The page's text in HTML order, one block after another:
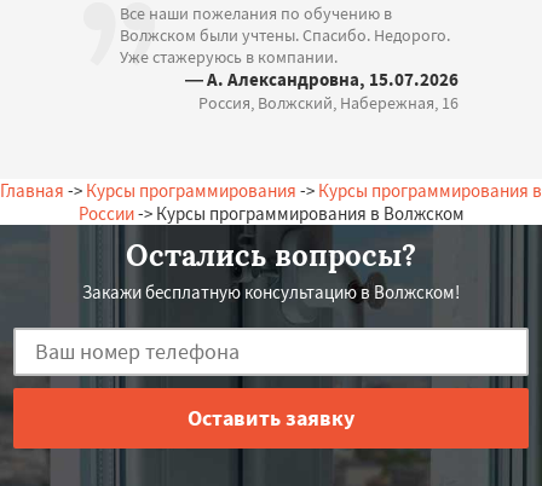
Все наши пожелания по обучению в
Волжском были учтены. Спасибо. Недорого.
Уже стажеруюсь в компании.
— А. Александровна, 15.07.2026
Россия, Волжский, Набережная, 16
Главная -> Курсы программирования -> Курсы программирования в
России-> Курсы программирования в Волжском
Остались вопросы?
Закажи бесплатную консультацию в Волжском!